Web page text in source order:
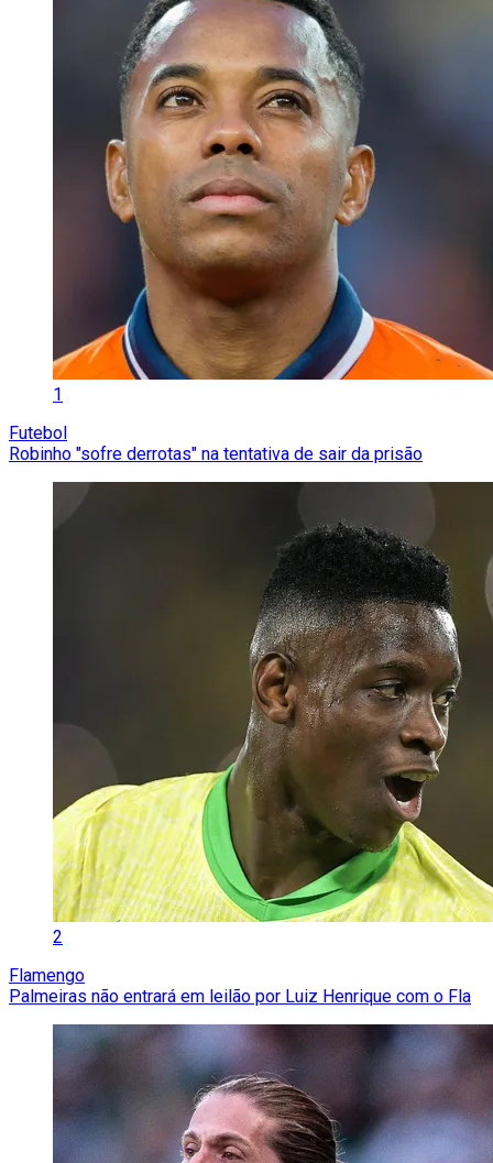
1
Futebol
Robinho "sofre derrotas" na tentativa de sair da prisão
2
Flamengo
Palmeiras não entrará em leilão por Luiz Henrique com o Fla